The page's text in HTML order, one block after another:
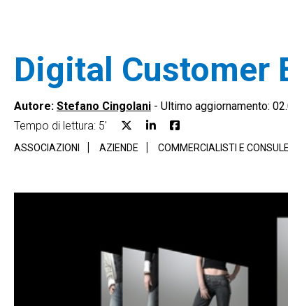
Digital Customer
Autore: Stefano Cingolani - Ultimo aggiornamento:
Tempo di lettura: 5'
ASSOCIAZIONI AZIENDE COMMERCIALISTI E